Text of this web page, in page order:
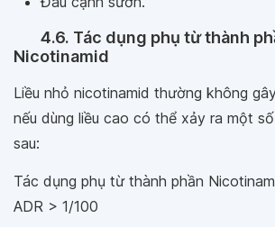
4.6. Tác dụng phụ từ thành
Nicotinamid
Liều nhỏ nicotinamid thường không
nếu dùng liều cao có thể xảy ra một
sau:
Tác dụng phụ từ thành phần
ADR > 1/100